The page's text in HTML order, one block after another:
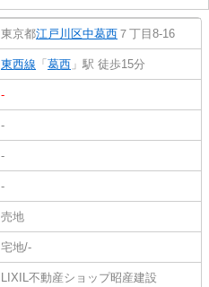
東京都江戸川区中葛西 ７丁目8-16
東西線 「 葛西 」駅 徒歩15分
-
-
-
-
売地
宅地/-
LIXIL不動産ショップ昭産建設